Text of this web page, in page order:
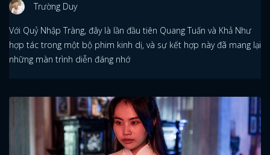
Trường Duy
Với Quỷ Nhập Tràng, đây là lần đầu tiên Quang Tuấn và Khả Như
hợp tác trong một bộ phim kinh dị, và sự kết hợp này đã mang lại
những màn trình diễn đáng nhớ